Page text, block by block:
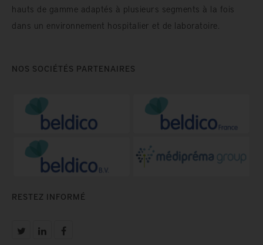
hauts de gamme adaptés à plusieurs segments à la fois
dans un environnement hospitalier et de laboratoire.
NOS SOCIÉTÉS PARTENAIRES
RESTEZ INFORMÉ